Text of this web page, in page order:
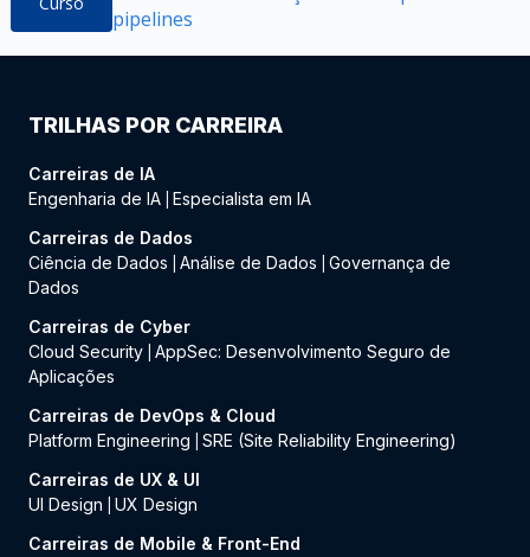
pipelines
TRILHAS POR CARREIRA
Carreiras de IA
Engenharia de IA Especialista em IA
Carreiras de Dados
Ciência de Dados
Análise de Dados
Governança de
Dados
Carreiras de Cyber
Cloud Security AppSec: Desenvolvimento Seguro de
Aplicações
Carreiras de DevOps & Cloud
Platform Engineering
SRE (Site Reliability Engineering)
Carreiras de UX & UI
UI Design
UX Design
Carreiras de Mobile & Front-End